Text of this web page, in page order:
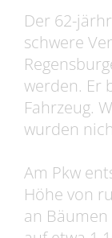
Der 62-
schwere
werden. Er
Fahrzeug.
wurden
Am Pkw
Höhe von
an